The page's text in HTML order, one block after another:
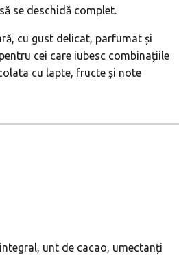
se deschidă complet.
cu gust delicat, parfumat și
cei care iubesc combinațiile
cu lapte, fructe și note
unt de cacao, umectanți